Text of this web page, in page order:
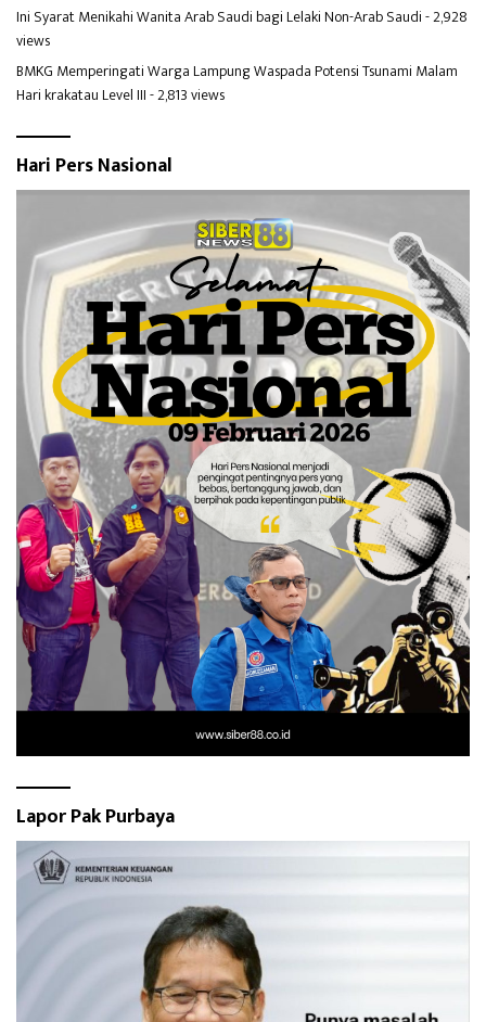
Ini Syarat Menikahi Wanita Arab Saudi bagi Lelaki Non-Arab Saudi- 2,928
views
BMKG Memperingati Warga Lampung Waspada Potensi Tsunami Malam
Hari krakatau Level III- 2,813 views
Hari Pers Nasional
Lapor Pak Purbaya